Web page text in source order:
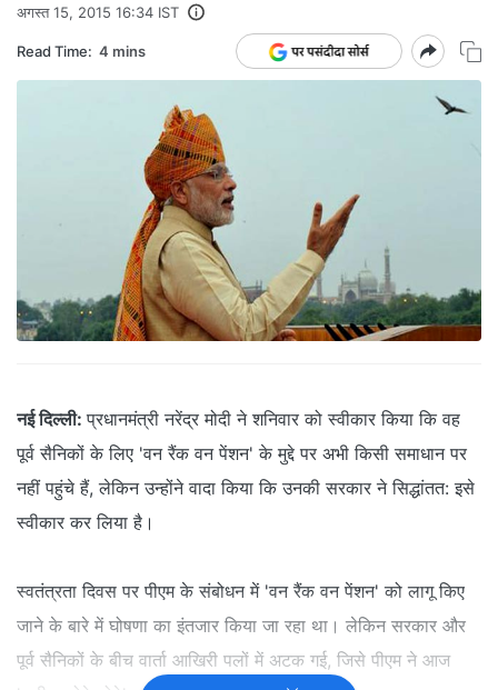
अगस्त 15, 2015 16:34 IST
Read Time: 4 mins
नई दिल्ली: प्रधानमंत्री नरेंद्र मोदी ने शनिवार को स्वीकार किया कि वह
पूर्व सैनिकों के लिए 'वन रैंक वन पेंशन' के मुद्दे पर अभी किसी समाधान पर
नहीं पहुंचे हैं, लेकिन उन्होंने वादा किया कि उनकी सरकार ने सिद्धांतत: इसे
स्वीकार कर लिया है।
स्वतंत्रता दिवस पर पीएम के संबोधन में 'वन रैंक वन पेंशन' को लागू किए
जाने के बारे में घोषणा का इंतजार किया जा रहा था। लेकिन सरकार और
पूर्व सैनिकों के बीच वार्ता आखिरी पलों में अटक गई, जिसे पीएम ने आज